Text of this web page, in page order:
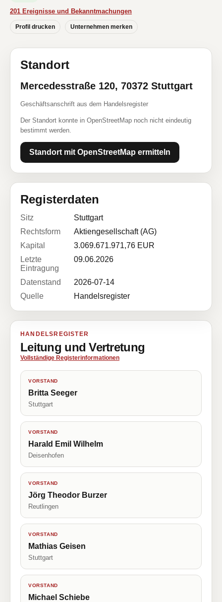
201 Ereignisse und Bekanntmachungen
Profil drucken Unternehmen merken
Standort
Mercedesstraße 120, 70372 Stuttgart
Geschäftsanschrift aus dem Handelsregister
Der Standort konnte in OpenStreetMap noch nicht eindeutig
bestimmt werden.
Standort mit OpenStreetMap ermitteln
Registerdaten
Sitz
Stuttgart
Rechtsform
Aktiengesellschaft (AG)
Kapital
3.069.671.971,76 EUR
Letzte
Eintragung
09.06.2026
Datenstand
2026-07-14
Quelle
Handelsregister
HANDELSREGISTER
Leitung und Vertretung
Vollständige Registerinformationen
VORSTAND
Britta Seeger
Stuttgart
VORSTAND
Harald Emil Wilhelm
Deisenhofen
VORSTAND
Jörg Theodor Burzer
Reutlingen
VORSTAND
Mathias Geisen
Stuttgart
VORSTAND
Michael Schiebe